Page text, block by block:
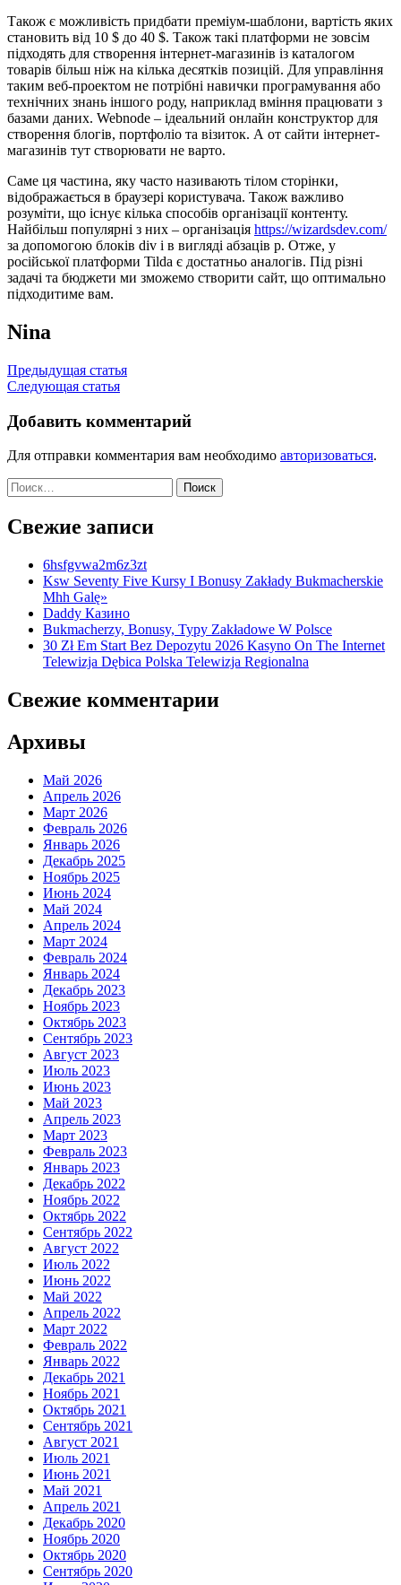
Також є можливість придбати преміум-шаблони, вартість яких
становить від 10 $ до 40 $. Також такі платформи не зовсім
підходять для створення інтернет-магазинів із каталогом
товарів більш ніж на кілька десятків позицій. Для управління
таким веб-проектом не потрібні навички програмування або
технічних знань іншого роду, наприклад вміння працювати з
базами даних. Webnode – ідеальний онлайн конструктор для
створення блогів, портфоліо та візиток. А от сайти інтернет-
магазинів тут створювати не варто.
Саме ця частина, яку часто називають тілом сторінки,
відображається в браузері користувача. Також важливо
розуміти, що існує кілька способів організації контенту.
Найбільш популярні з них – організація https://wizardsdev.com/
за допомогою блоків div і в вигляді абзаців p. Отже, у
російської платформи Tilda є достатньо аналогів. Під різні
задачі та бюджети ми зможемо створити сайт, що оптимально
підходитиме вам.
Nina
Навигация
по
записям
Предыдущая статья
Следующая статья
Добавить комментарий
Для отправки комментария вам необходимо авторизоваться.
Найти:
Свежие записи
6hsfgvwa2m6z3zt
Ksw Seventy Five Kursy I Bonusy Zakłady Bukmacherskie
Mhh Galę»
Daddy Казино
Bukmacherzy, Bonusy, Typy Zakładowe W Polsce
30 Zł Em Start Bez Depozytu 2026 Kasyno On The Internet
Telewizja Dębica Polska Telewizja Regionalna
Свежие комментарии
Архивы
Май 2026
Апрель 2026
Март 2026
Февраль 2026
Январь 2026
Декабрь 2025
Ноябрь 2025
Июнь 2024
Май 2024
Апрель 2024
Март 2024
Февраль 2024
Январь 2024
Декабрь 2023
Ноябрь 2023
Октябрь 2023
Сентябрь 2023
Август 2023
Июль 2023
Июнь 2023
Май 2023
Апрель 2023
Март 2023
Февраль 2023
Январь 2023
Декабрь 2022
Ноябрь 2022
Октябрь 2022
Сентябрь 2022
Август 2022
Июль 2022
Июнь 2022
Май 2022
Апрель 2022
Март 2022
Февраль 2022
Январь 2022
Декабрь 2021
Ноябрь 2021
Октябрь 2021
Сентябрь 2021
Август 2021
Июль 2021
Июнь 2021
Май 2021
Апрель 2021
Декабрь 2020
Ноябрь 2020
Октябрь 2020
Сентябрь 2020